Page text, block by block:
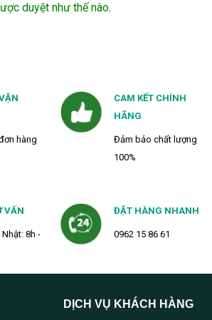
duyệt như thế nào.
hàng
CAM KẾT CHÍNH
HÃNG
Đảm bảo chất lượng
100%
VẤN
Nhật: 8h -
ĐẶT HÀNG NHANH
0962 15 86 61
DỊCH VỤ KHÁCH HÀNG